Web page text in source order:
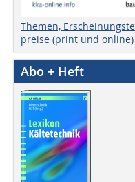
Themen,
preise (print und online)
Abo + Heft